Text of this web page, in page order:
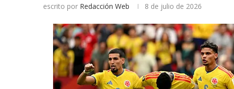
escrito por Redacción Web 8 de julio de 2026